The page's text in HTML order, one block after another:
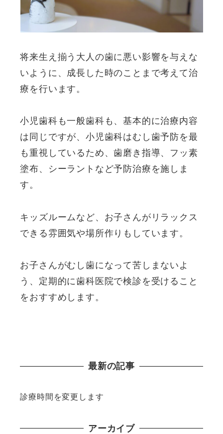
将来生え揃う大人の歯に悪い影響を与えな
いように、成長した時のことまで考えて治
療を行います。
小児歯科も一般歯科も、基本的に治療内容
は同じですが、小児歯科はむし歯予防を最
も重視しているため、歯磨き指導、フッ素
塗布、シーラントなど予防治療を施しま
す。
キッズルームなど、お子さんがリラックス
できる雰囲気や場所作りもしています。
お子さんがむし歯になって苦しまないよ
う、定期的に歯科医院で検診を受けること
をおすすめします。
最新の記事
診療時間を変更します
アーカイブ